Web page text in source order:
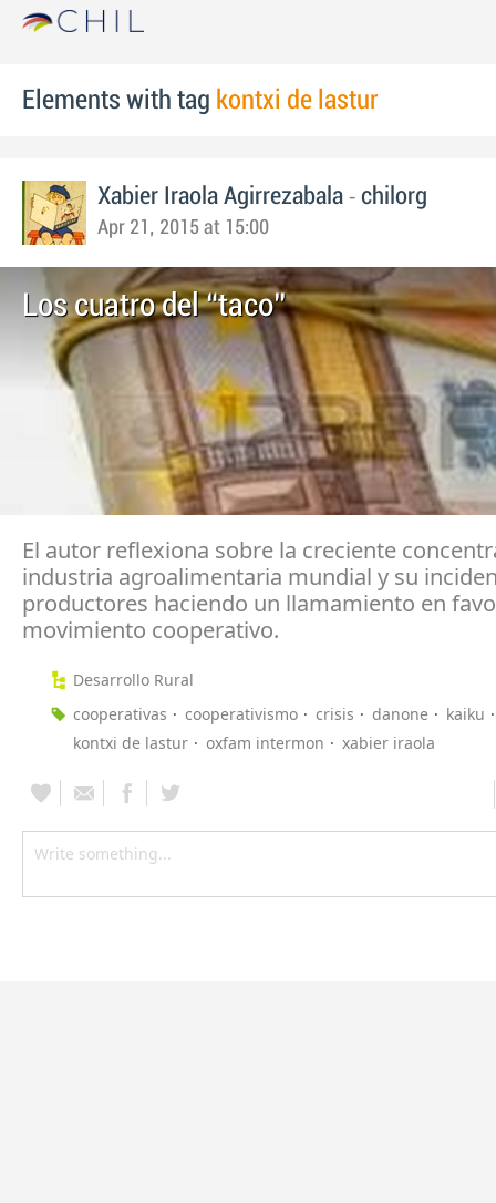
Elements with tag kontxi de lastur
Xabier Iraola Agirrezabala - chilorg
Apr 21, 2015 at 15:00
Los cuatro del “taco”
El autor reflexiona sobre la creciente
industria agroalimentaria mundial y su
productores haciendo un llamamiento en
movimiento cooperativo.
Desarrollo Rural
cooperativas
cooperativismo crisis danone
kaiku
kontxi de lastur
oxfam intermon xabier iraola